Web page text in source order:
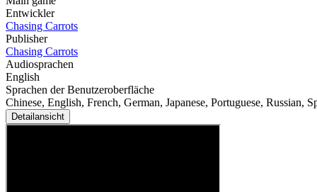
Entwickler
Chasing Carrots
Publisher
Chasing Carrots
Audiosprachen
English
Sprachen der Benutzeroberfläche
Chinese, English, French, German, Japanese, Portuguese, Russian,
Detailansicht